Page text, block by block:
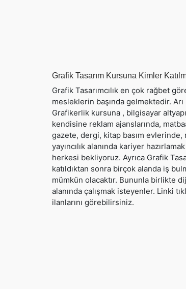
Grafik Tasarım Kursuna Kimler
Grafik Tasarımcılık en çok rağbet
mesleklerin başında gelmektedir.
Grafikerlik kursuna , bilgisayar
kendisine reklam ajanslarında,
gazete, dergi, kitap basım evlerinde,
yayıncılık alanında kariyer
herkesi bekliyoruz. Ayrıca Grafik
katıldıktan sonra birçok alanda iş
mümkün olacaktır. Bununla birlikte
alanında çalışmak isteyenler. Linki
ilanlarını görebilirsiniz.